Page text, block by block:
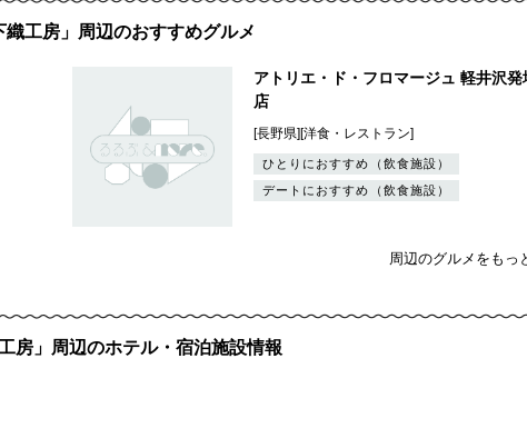
織工房」周辺のおすすめグルメ
アトリエ・ド・フロマージュ 軽井沢発
店
[長野県][洋食・レストラン]
ひとりにおすすめ（飲食施設）
デートにおすすめ（飲食施設）
周辺のグルメをもっ
房」周辺のホテル・宿泊施設情報